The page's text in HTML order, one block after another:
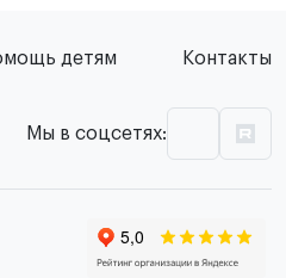
детям Контакты
Мы в соцсетях: